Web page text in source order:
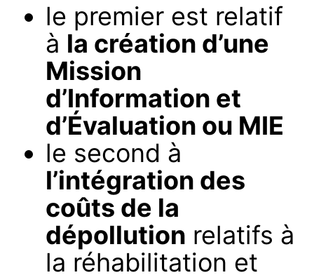
le premier est relatif
à la création d’une
Mission
d’Information et
d’Évaluation ou MIE
le second à
l’intégration des
coûts de la
dépollution relatifs à
la réhabilitation et